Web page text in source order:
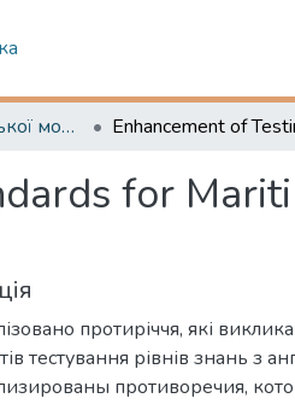
Кафедра англійської мови в судновій енергетиці
for
протиріччя, які
тестування рівнів знань з
противоречия,